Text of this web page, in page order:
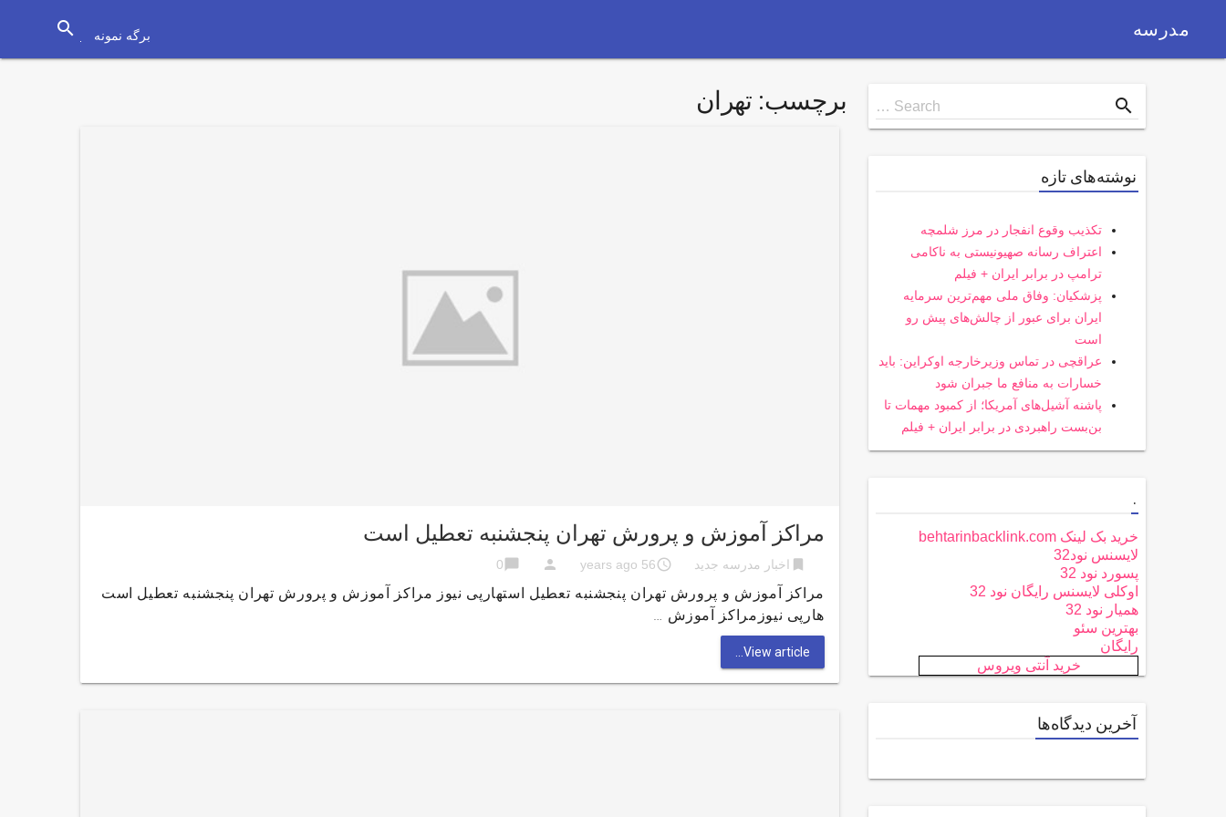
مدرسه برگه نمونه search
برچسب: تهران
مراکز آموزش و پرورش تهران پنجشنبه تعطیل است
bookmark اخبار مدرسه جدید access_time
56 years ago
person
chat_bubble
0
مراکز آموزش و پرورش تهران پنجشنبه تعطیل استهارپی نیوز مراکز آموزش و پرورش تهران پنجشنبه تعطیل است
هارپی نیوزمراکز آموزش …
View article...
Search
for
Search … search
نوشته‌های تازه
تکذیب وقوع انفجار در مرز شلمچه
اعتراف رسانه صهیونیستی به ناکامی
ترامپ در برابر ایران + فیلم
پزشکیان: وفاق ملی مهم‌ترین سرمایه
ایران برای عبور از چالش‌های پیش رو
است
عراقچی در تماس وزیرخارجه اوکراین: باید
خسارات به منافع ما جبران شود
پاشنه آشیل‌های آمریکا؛ از کمبود مهمات تا
بن‌بست راهبردی در برابر ایران + فیلم
.
خرید بک لینک behtarinbacklink.com
لایسنس نود32
پسورد نود 32
اوکلی لایسنس رایگان نود 32
همیار نود 32
بهترین سئو
رایگان
خرید آنتی ویروس
آخرین دیدگاه‌ها